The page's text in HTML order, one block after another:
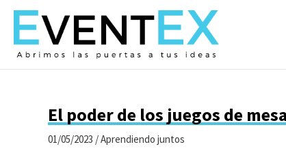
contenido
El poder de los juegos de
01/05/2023 /Aprendiendo juntos